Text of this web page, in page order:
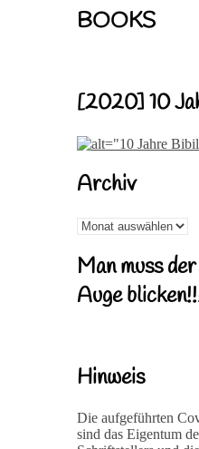
BOOKS
[2020] 10
Archiv
Archiv
Man muss
Auge
Hinweis
Die aufgeführten
sind das Eigentum